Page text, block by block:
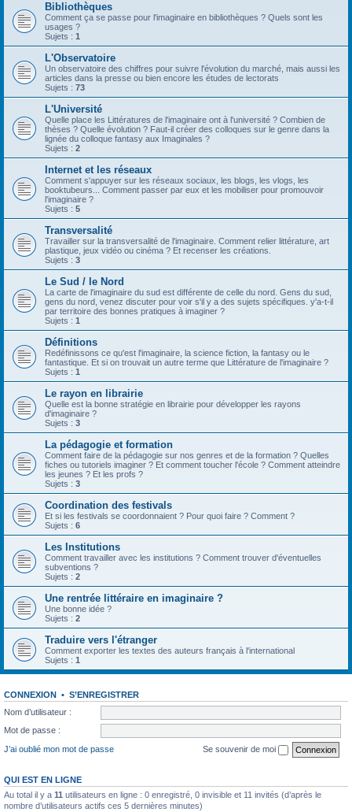
Bibliothèques
Comment ça se passe pour l'imaginaire en bibliothèques ? Quels sont les
usages ?
Sujets : 1
L'Observatoire
Un observatoire des chiffres pour suivre l'évolution du marché, mais aussi les
articles dans la presse ou bien encore les études de lectorats
Sujets : 73
L'Université
Quelle place les Littératures de l'imaginaire ont à l'université ? Combien de
thèses ? Quelle évolution ? Faut-il créer des colloques sur le genre dans la
lignée du colloque fantasy aux Imaginales ?
Sujets : 2
Internet et les réseaux
Comment s'appuyer sur les réseaux sociaux, les blogs, les vlogs, les
booktubeurs... Comment passer par eux et les mobiliser pour promouvoir
l'imaginaire ?
Sujets : 5
Transversalité
Travailler sur la transversalité de l'imaginaire. Comment relier littérature, art
plastique, jeux vidéo ou cinéma ? Et recenser les créations.
Sujets : 3
Le Sud / le Nord
La carte de l'imaginaire du sud est différente de celle du nord. Gens du sud,
gens du nord, venez discuter pour voir s'il y a des sujets spécifiques. y'a-t-il
par territoire des bonnes pratiques à imaginer ?
Sujets : 1
Définitions
Redéfinissons ce qu'est l'imaginaire, la science fiction, la fantasy ou le
fantastique. Et si on trouvait un autre terme que Littérature de l'imaginaire ?
Sujets : 1
Le rayon en librairie
Quelle est la bonne stratégie en librairie pour développer les rayons
d'imaginaire ?
Sujets : 3
La pédagogie et formation
Comment faire de la pédagogie sur nos genres et de la formation ? Quelles
fiches ou tutoriels imaginer ? Et comment toucher l'école ? Comment atteindre
les jeunes ? Et les profs ?
Sujets : 3
Coordination des festivals
Et si les festivals se coordonnaient ? Pour quoi faire ? Comment ?
Sujets : 6
Les Institutions
Comment travailler avec les institutions ? Comment trouver d'éventuelles
subventions ?
Sujets : 2
Une rentrée littéraire en imaginaire ?
Une bonne idée ?
Sujets : 2
Traduire vers l'étranger
Comment exporter les textes des auteurs français à l'international
Sujets : 1
CONNEXION • S’ENREGISTRER
Nom d’utilisateur :
Mot de passe :
J’ai oublié mon mot de passe
Se souvenir de moi
QUI EST EN LIGNE
Au total il y a 11 utilisateurs en ligne : 0 enregistré, 0 invisible et 11 invités (d’après le
nombre d’utilisateurs actifs ces 5 dernières minutes)